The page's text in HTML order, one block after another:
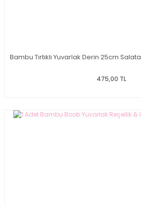
Bambu Tırtıklı Yuvarlak Derin 25cm
475,00 TL